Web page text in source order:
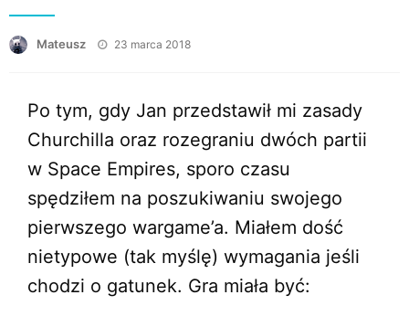
Mateusz
Opublikowane
23 marca 2018
Po tym, gdy Jan przedstawił mi zasady
Churchilla oraz rozegraniu dwóch partii
w Space Empires, sporo czasu
spędziłem na poszukiwaniu swojego
pierwszego wargame’a. Miałem dość
nietypowe (tak myślę) wymagania jeśli
chodzi o gatunek. Gra miała być: